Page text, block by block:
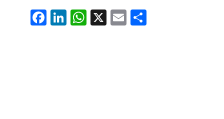
Fa
ce
Li
nk
W
ha
X E
m
Pa
rt